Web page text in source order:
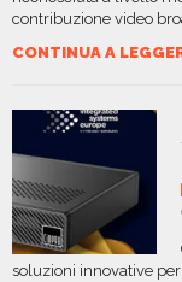
contribuzione video
CONTINUA A
soluzioni innovative